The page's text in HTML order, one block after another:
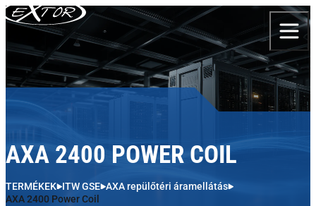
Skip to content
AXA 2400 POWER COIL
TERMÉKEK ITW GSE AXA repülőtéri áramellátás
AXA 2400 Power Coil